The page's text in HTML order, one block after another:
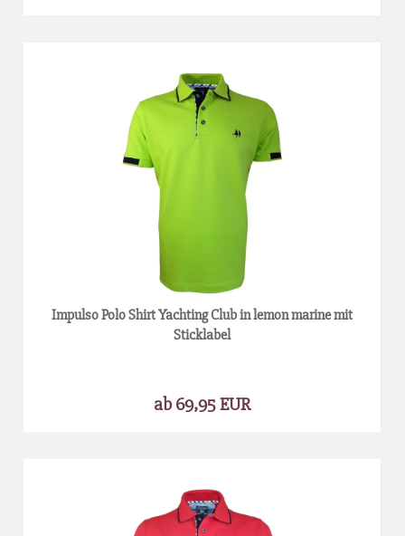
Impulso Polo Shirt Yachting Club in lemon marine mit
Sticklabel
ab 69,95 EUR